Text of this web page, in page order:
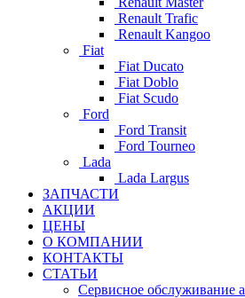
Renault Trafic
Renault Kangoo
Fiat
Fiat Ducato
Fiat Doblo
Fiat Scudo
Ford
Ford Transit
Ford Tourneo
Lada
Lada Largus
ЗАПЧАСТИ
АКЦИИ
ЦЕНЫ
О КОМПАНИИ
КОНТАКТЫ
СТАТЬИ
Сервисное обслуживание